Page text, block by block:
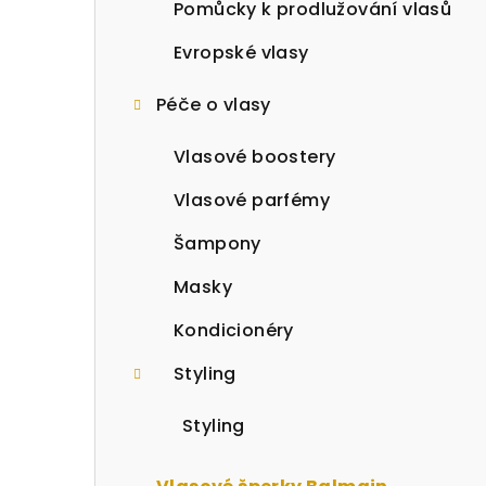
Pomůcky k prodlužování vlasů
Evropské vlasy
Péče o vlasy
Vlasové boostery
Vlasové parfémy
Šampony
Masky
Kondicionéry
Styling
Styling